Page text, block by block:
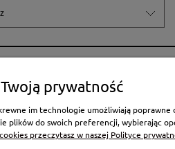
konta
"Karta
prywatność
im technologie umożliwiają
plików do swoich preferencji, wybierając
przeczytasz w naszej Polityce